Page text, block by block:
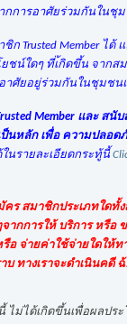
กการอาศัยร่วมกันในชุ
Trusted Member ได้ แ
ชน์ใดๆ ที่เ้กิดขึ้น จาก
าศัยอยู่ร่วมกันในชุมชน
Member และ สนั
ป็นหลัก เพื่อ ความปลอ
ในรายละเอียดกระทู้นี้
คร สมาชิกประเภทใดทั้
ากการให้ บริการ หรือ
อ จ่ายค่าใช้จ่ายใดให้ท
บ ทางเราจะดำเนินคดี
ไม่ได้เกิดขึ้นเพื่อผลปร